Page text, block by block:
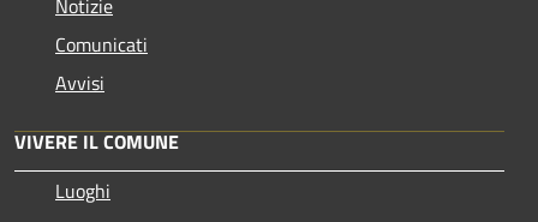
Comunicati
Avvisi
VIVERE IL COMUNE
Luoghi